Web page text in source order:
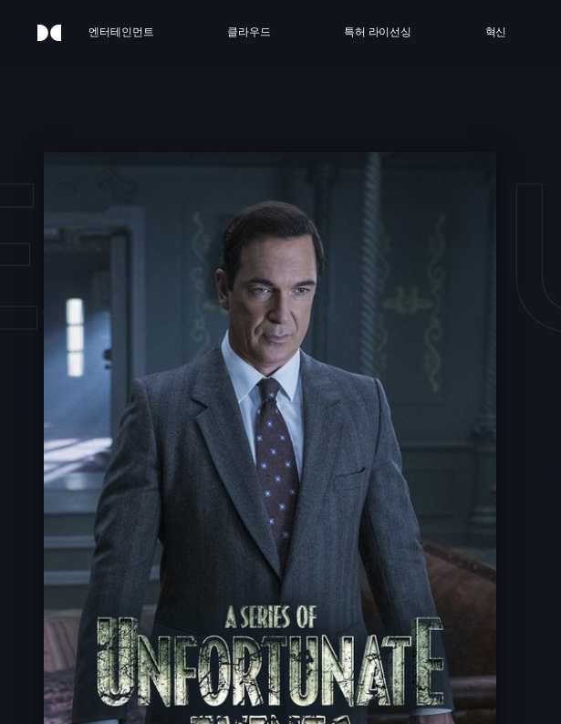
엔터테인먼트 클라우드 특허 라이선싱 혁신